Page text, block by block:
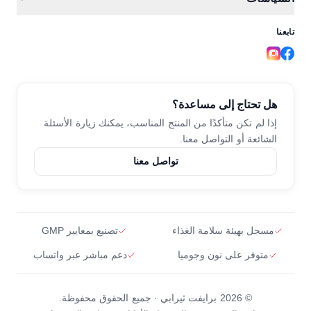
من نحن
لماذا تثق بنا
تواصل معنا
دورة غزيرة والحديد
كوباسكور
ضعف الأعصاب ونقص ب12
فيتامينات ب النشطة
كوانتابون
سياسة الخصوصية
تابعنا
هل تحتاج إلى مساعدة؟
إذا لم تكن متأكدًا من المنتج المناسب، يمكنك زيارة الأسئلة
الشائعة أو التواصل معنا.
تواصل معنا
مسجل بهيئة سلامة الغذاء تصنيع بمعايير GMP
متوفر على نون وجوميا دعم مباشر عبر واتساب
© 2026 برايفت ثيرابي · جميع الحقوق محفوظة.